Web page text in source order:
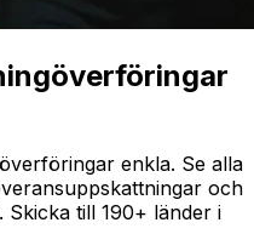
enkla. Se alla
och
till 190+ länder i